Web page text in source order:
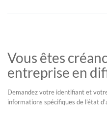
Vous êtes
entreprise en
Demandez votre identifiant et
informations spécifiques de l'état